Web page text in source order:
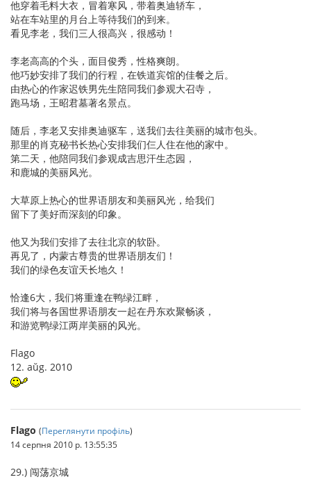
他穿着毛料大衣，冒着寒风，带着奥迪轿车，
站在车站里的月台上等待我们的到来。
看见李老，我们三人很高兴，很感动！
李老高高的个头，面目俊秀，性格爽朗。
他巧妙安排了我们的行程，在铁道宾馆的佳餐之后。
由热心的作家迟铁男先生陪同我们参观大召寺，
跑马场，王昭君墓著名景点。
随后，李老又安排奥迪驱车，送我们去往美丽的城市包头。
那里的肖克秘书长热心安排我们仨人住在他的家中。
第二天，他陪同我们参观成吉思汗生态园，
和鹿城的美丽风光。
大草原上热心的世界语朋友和美丽风光，给我们
留下了美好而深刻的印象。
他又为我们安排了去往北京的软卧。
再见了，内蒙古尊贵的世界语朋友们！
我们的绿色友谊天长地久！
恰逢6大，我们将重逢在鸭绿江畔，
我们将与各国世界语朋友一起在丹东欢聚畅谈，
和游览鸭绿江两岸美丽的风光。
Flago
12. aŭg. 2010
Flago (Переглянути профіль)
14 серпня 2010 р. 13:55:35
29.) 闯荡京城